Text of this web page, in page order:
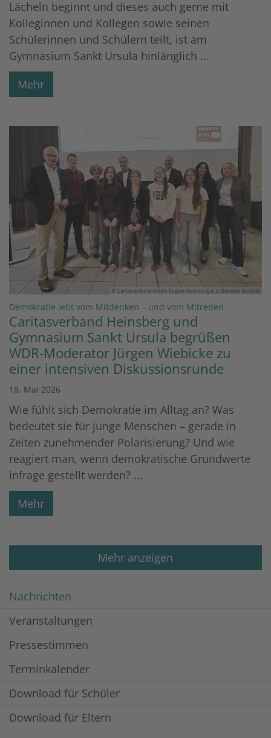
Lächeln beginnt und dieses auch gerne mit
Kolleginnen und Kollegen sowie seinen
Schülerinnen und Schülern teilt, ist am
Gymnasium Sankt Ursula hinlänglich ...
Mehr
© Caritasverband für die Region Heinsberg e. V. (Melanie Bodem)
Demokratie lebt vom Mitdenken – und vom Mitreden
Caritasverband Heinsberg und
Gymnasium Sankt Ursula begrüßen
WDR-Moderator Jürgen Wiebicke zu
einer intensiven Diskussionsrunde
18. Mai 2026
Wie fühlt sich Demokratie im Alltag an? Was
bedeutet sie für junge Menschen – gerade in
Zeiten zunehmender Polarisierung? Und wie
reagiert man, wenn demokratische Grundwerte
infrage gestellt werden? ...
Mehr
Mehr anzeigen
Nachrichten
Veranstaltungen
Pressestimmen
Terminkalender
Download für Schüler
Download für Eltern